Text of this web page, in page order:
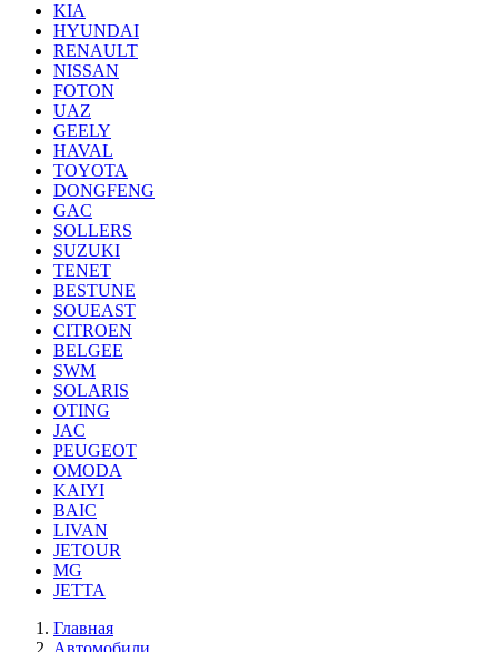
KIA
HYUNDAI
RENAULT
NISSAN
FOTON
UAZ
GEELY
HAVAL
TOYOTA
DONGFENG
GAC
SOLLERS
SUZUKI
TENET
BESTUNE
SOUEAST
CITROEN
BELGEE
SWM
SOLARIS
OTING
JAC
PEUGEOT
OMODA
KAIYI
BAIC
LIVAN
JETOUR
MG
JETTA
Главная